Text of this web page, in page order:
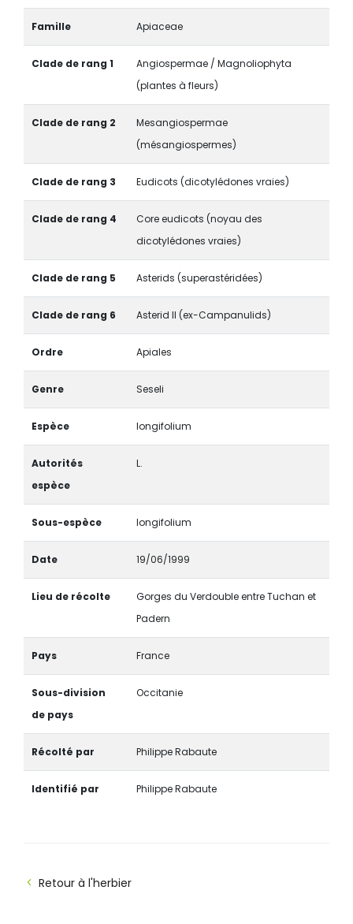
Famille Apiaceae
Clade de rang 1
Angiospermae / Magnoliophyta
(plantes à fleurs)
Clade de rang 2
Mesangiospermae
(mésangiospermes)
Clade de rang 3 Eudicots (dicotylédones vraies)
Clade de rang 4
Core eudicots (noyau des
dicotylédones vraies)
Clade de rang 5 Asterids (superastéridées)
Clade de rang 6 Asterid II (ex-Campanulids)
Ordre Apiales
Genre Seseli
Espèce longifolium
Autorités
espèce
L.
Sous-espèce longifolium
Date 19/06/1999
Lieu de récolte
Gorges du Verdouble entre Tuchan et
Padern
Pays France
Sous-division
de pays
Occitanie
Récolté par Philippe Rabaute
Identifié par Philippe Rabaute
Retour à l'herbier